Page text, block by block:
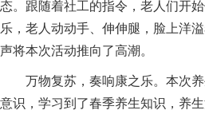
态。跟随着社工的指令，老人们开
乐，老人动动手、伸伸腿，脸上洋
声将本次活动推向了高潮。
万物复苏，奏响康之乐。本次
意识，学习到了春季养生知识，养